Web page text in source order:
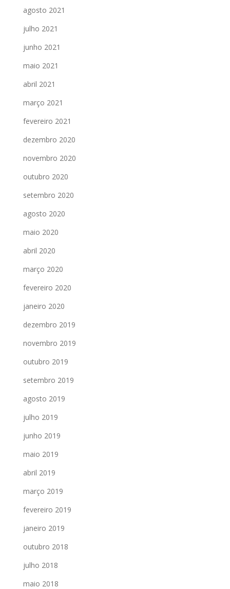
agosto 2021
julho 2021
junho 2021
maio 2021
abril 2021
março 2021
fevereiro 2021
dezembro 2020
novembro 2020
outubro 2020
setembro 2020
agosto 2020
maio 2020
abril 2020
março 2020
fevereiro 2020
janeiro 2020
dezembro 2019
novembro 2019
outubro 2019
setembro 2019
agosto 2019
julho 2019
junho 2019
maio 2019
abril 2019
março 2019
fevereiro 2019
janeiro 2019
outubro 2018
julho 2018
maio 2018